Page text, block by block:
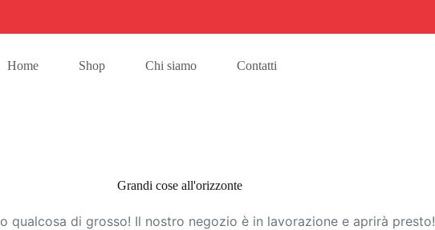
Home Shop Chi siamo Contatti
Grandi cose all'orizzonte
qualcosa di grosso! Il nostro negozio è in lavorazione e aprirà presto!